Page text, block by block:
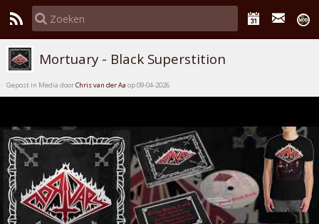
Mortuary - Black Superstition
Gepost in Media doorChris van der Aa op 09-04-2026